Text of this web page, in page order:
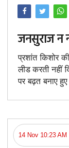
जनसुराज न
प्रशांत किशोर
लीड करती नहीं
पर बढ़त बनाए हुए
14 Nov 10:23 AM